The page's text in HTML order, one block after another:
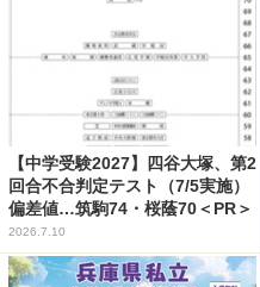
【中学受験2027】四谷大塚、第2
回合不合判定テスト（7/5実施）
偏差値…筑駒74・桜蔭70＜PR＞
2026.7.10